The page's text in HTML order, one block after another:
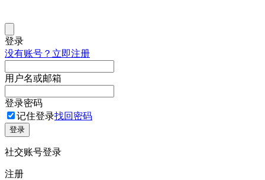
登录
没有账号？立即注册
用户名或邮箱
登录密码
记住登录找回密码
登录
社交账号登录
注册